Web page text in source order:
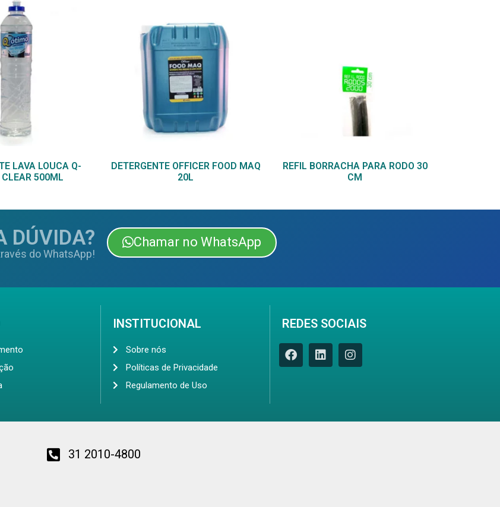
LAVA LOUCA Q-
CLEAR 500ML
DETERGENTE OFFICER FOOD MAQ
20L
REFIL BORRACHA PARA RODO 30
CM
DÚVIDA?
do WhatsApp!
Chamar no WhatsApp
INSTITUCIONAL
Sobre nós
Políticas de Privacidade
Regulamento de Uso
REDES SOCIAIS
31 2010-4800